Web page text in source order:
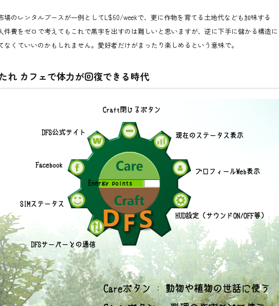
場のレンタルブースが一例としてL$60/weekで、更に作物を育てる土地代なども加味する
件費をゼロで考えてもこれで黒字を出すのは難しいと思いますが、逆に下手に儲かる構造に
なくていいのかもしれません。愛好者だけがまったり楽しめるという意味で。
れ カフェで体力が回復できる時代